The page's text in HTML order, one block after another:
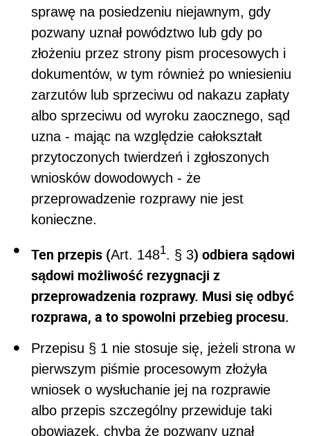
sprawę na posiedzeniu niejawnym, gdy
pozwany uznał powództwo lub gdy po
złożeniu przez strony pism procesowych i
dokumentów, w tym również po wniesieniu
zarzutów lub sprzeciwu od nakazu zapłaty
albo sprzeciwu od wyroku zaocznego, sąd
uzna - mając na względzie całokształt
przytoczonych twierdzeń i zgłoszonych
wniosków dowodowych - że
przeprowadzenie rozprawy nie jest
konieczne.
Ten przepis (Art. 1481. § 3) odbiera sądowi
sądowi możliwość rezygnacji z
przeprowadzenia rozprawy. Musi się odbyć
rozprawa, a to spowolni przebieg procesu.
Przepisu § 1 nie stosuje się, jeżeli strona w
pierwszym piśmie procesowym złożyła
wniosek o wysłuchanie jej na rozprawie
albo przepis szczególny przewiduje taki
obowiązek, chyba że pozwany uznał